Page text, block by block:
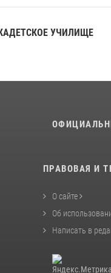
УЧИЛИЩЕ
ПРАВОВАЯ И
О сайте
Об
Написать в